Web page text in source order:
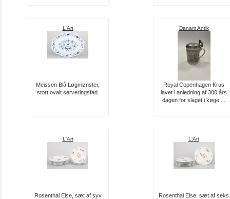
L'Art
Meissen Blå Løgmønster,
stort ovalt serveringsfad.
Danam Antik
Royal Copenhagen Krus
lavet i anledning af 300 års
dagen for slaget i køge ...
L'Art
Rosenthal Else, sæt af syv
L'Art
Rosenthal Else, sæt af seks